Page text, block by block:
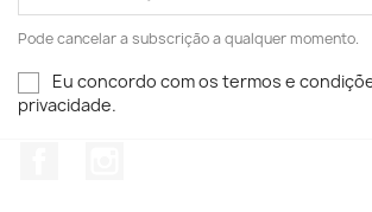
Pode cancelar a subscrição a qualquer momento.
Eu concordo com os termos e
privacidade.